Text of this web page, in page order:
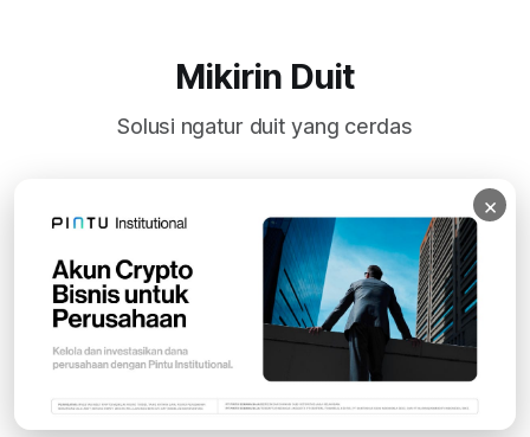
Mikirin Duit
Solusi ngatur duit yang cerdas
Subscribe
×